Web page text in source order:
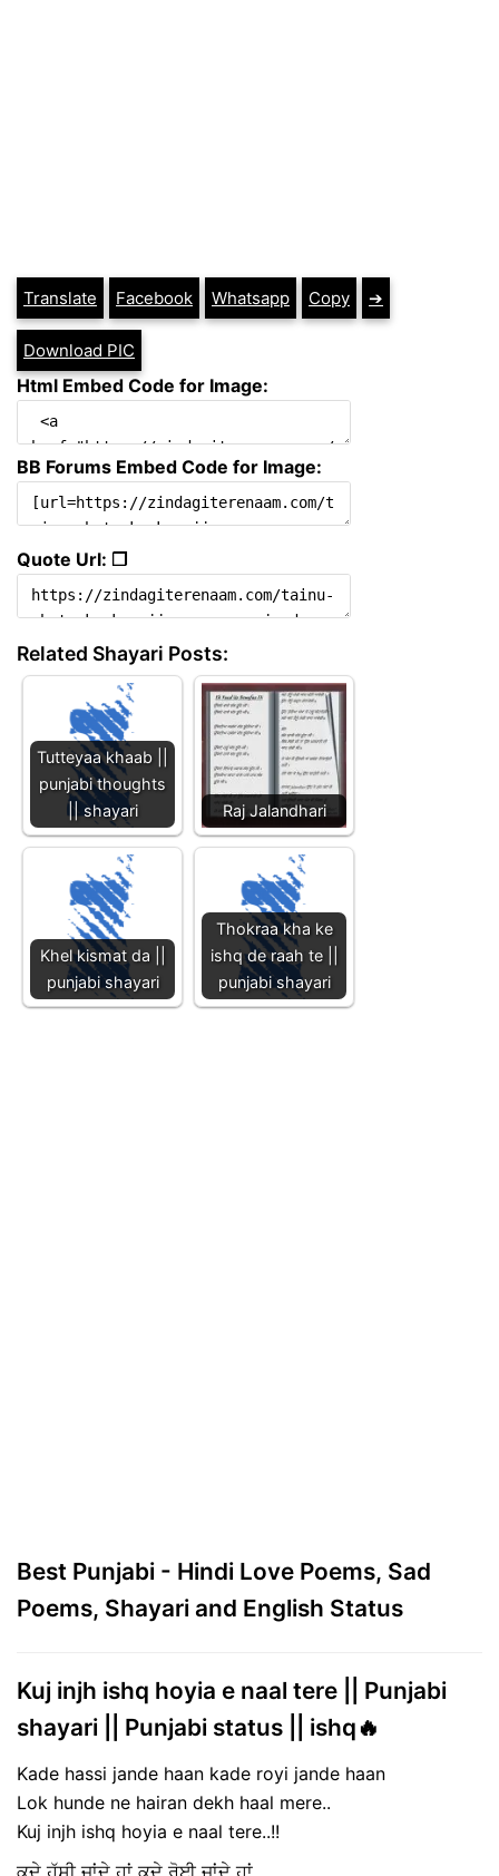
Translate Facebook Whatsapp Copy ➔
Download PIC
Html Embed Code for Image:
BB Forums Embed Code for Image:
Quote Url: ❐
Related Shayari Posts:
Tutteyaa khaab ||
punjabi thoughts
|| shayari
Raj Jalandhari
Khel kismat da ||
punjabi shayari
Thokraa kha ke
ishq de raah te ||
punjabi shayari
Best Punjabi - Hindi Love Poems, Sad
Poems, Shayari and English Status
Kuj injh ishq hoyia e naal tere || Punjabi
shayari || Punjabi status || ishq🔥
Kade hassi jande haan kade royi jande haan
Lok hunde ne hairan dekh haal mere..
Kuj injh ishq hoyia e naal tere..!!